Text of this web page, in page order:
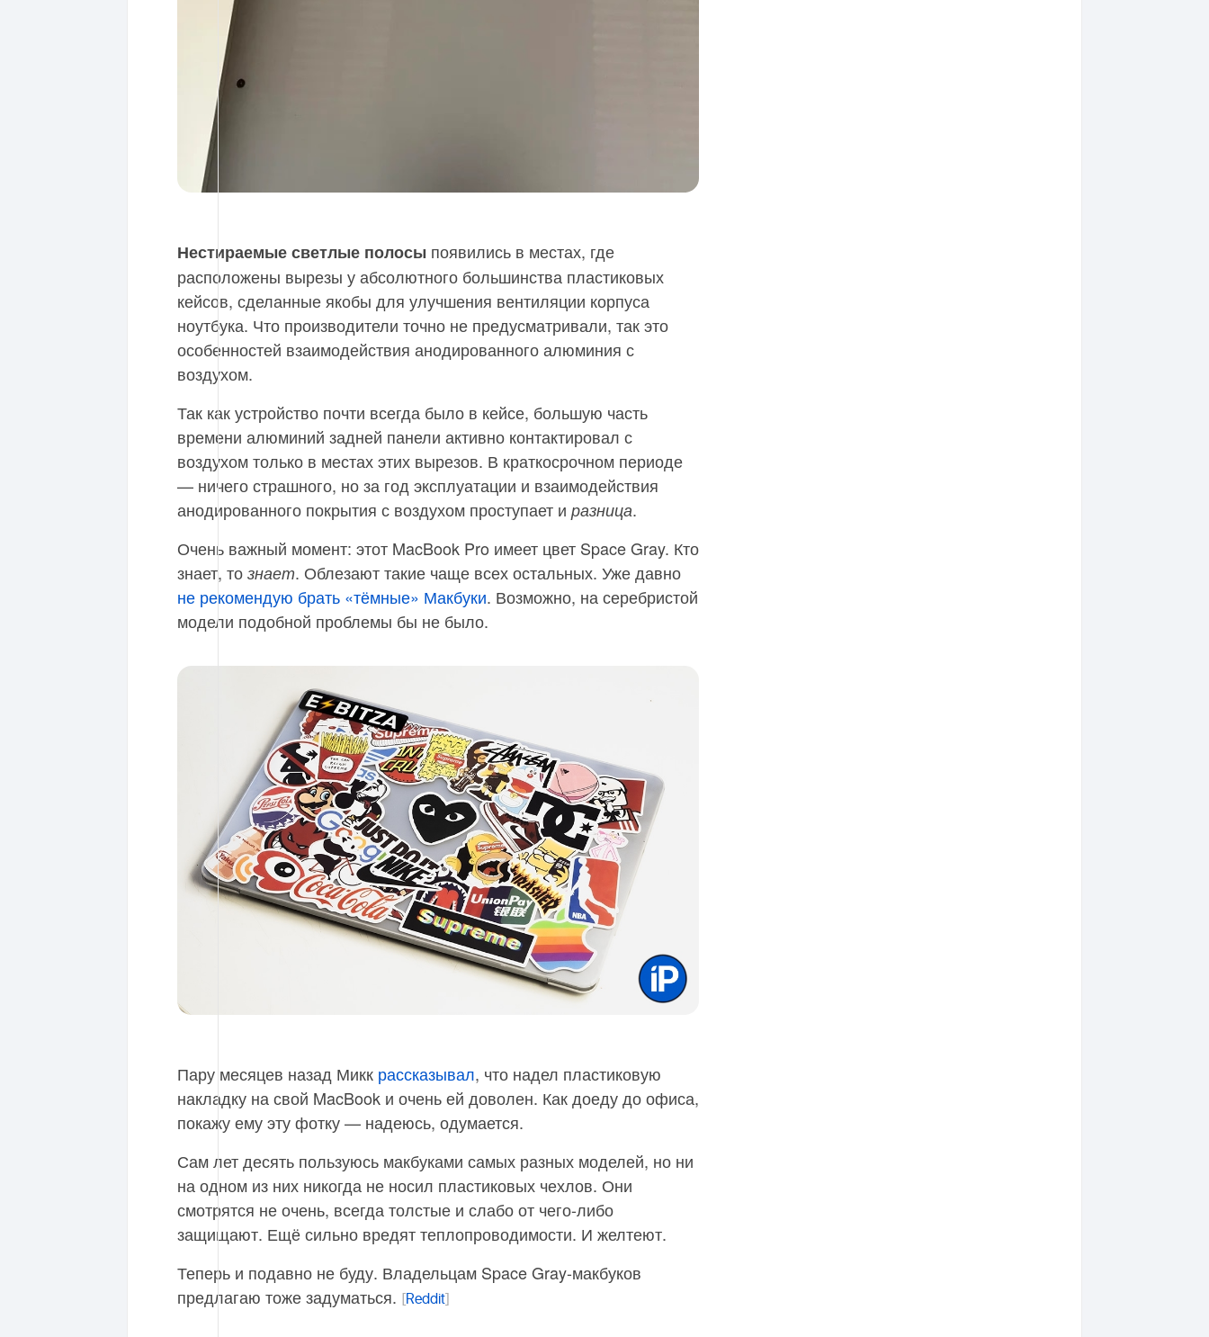
Нестираемые светлые полосы появились в местах, где
расположены вырезы у абсолютного большинства пластиковых
кейсов, сделанные якобы для улучшения вентиляции корпуса
ноутбука. Что производители точно не предусматривали, так это
особенностей взаимодействия анодированного алюминия с
воздухом.
Так как устройство почти всегда было в кейсе, большую часть
времени алюминий задней панели активно контактировал с
воздухом только в местах этих вырезов. В краткосрочном периоде
— ничего страшного, но за год эксплуатации и взаимодействия
анодированного покрытия с воздухом проступает и разница.
Очень важный момент: этот MacBook Pro имеет цвет Space Gray. Кто
знает, то знает. Облезают такие чаще всех остальных. Уже давно
не рекомендую брать «тёмные» Макбуки. Возможно, на серебристой
модели подобной проблемы бы не было.
Пару месяцев назад Микк рассказывал, что надел пластиковую
накладку на свой MacBook и очень ей доволен. Как доеду до офиса,
покажу ему эту фотку — надеюсь, одумается.
Сам лет десять пользуюсь макбуками самых разных моделей, но ни
на одном из них никогда не носил пластиковых чехлов. Они
смотрятся не очень, всегда толстые и слабо от чего-либо
защищают. Ещё сильно вредят теплопроводимости. И желтеют.
Теперь и подавно не буду. Владельцам Space Gray-макбуков
предлагаю тоже задуматься.
Reddit